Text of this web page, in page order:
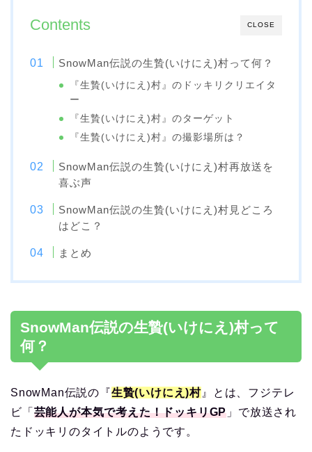
CLOSE
Contents
SnowMan伝説の生贄(いけにえ)村って何？
『生贄(いけにえ)村』のドッキリクリエイタ
ー
『生贄(いけにえ)村』のターゲット
『生贄(いけにえ)村』の撮影場所は？
SnowMan伝説の生贄(いけにえ)村再放送を
喜ぶ声
SnowMan伝説の生贄(いけにえ)村見どころ
はどこ？
まとめ
SnowMan伝説の生贄(いけにえ)村って
何？
SnowMan伝説の『生贄(いけにえ)村 』とは、フジテレ
ビ「 芸能人が本気で考えた！ドッキリGP 」で放送され
たドッキリのタイトルのようです。